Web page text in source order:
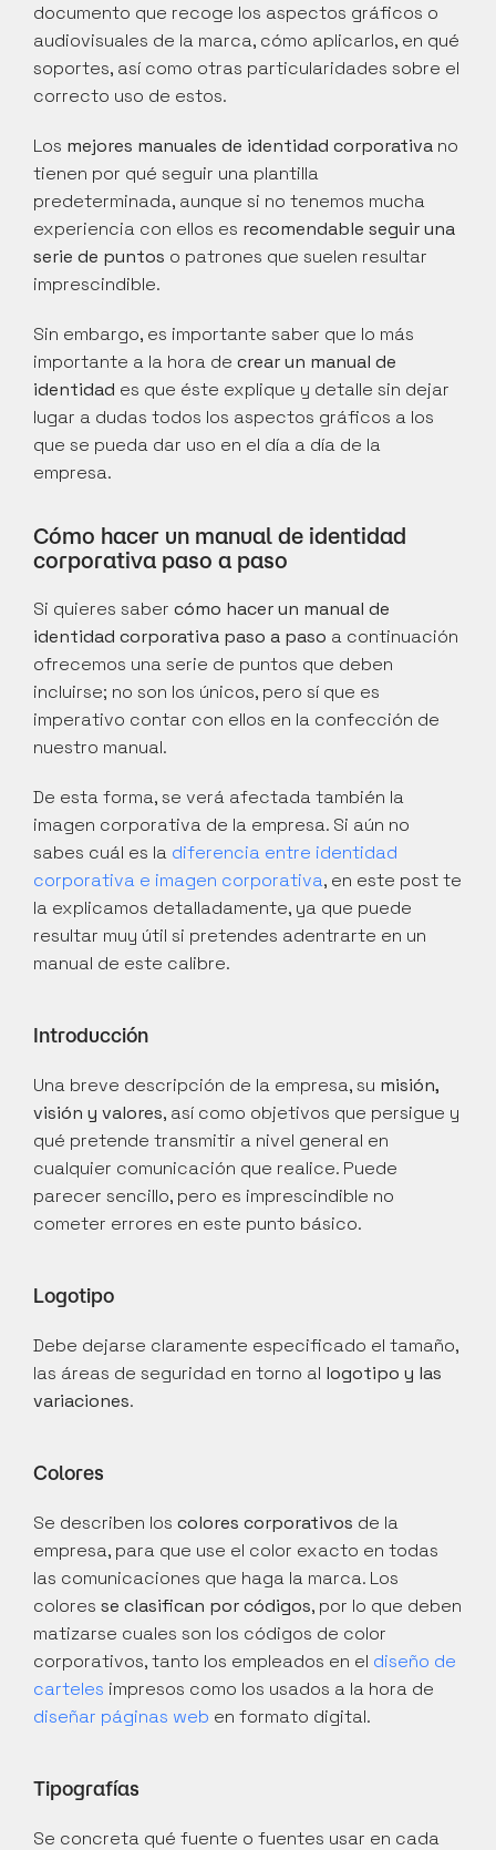
documento que recoge los aspectos gráficos o
audiovisuales de la marca, cómo aplicarlos, en qué
soportes, así como otras particularidades sobre el
correcto uso de estos.
Los mejores manuales de identidad corporativa no
tienen por qué seguir una plantilla
predeterminada, aunque si no tenemos mucha
experiencia con ellos es recomendable seguir una
serie de puntos o patrones que suelen resultar
imprescindible.
Sin embargo, es importante saber que lo más
importante a la hora de crear un manual de
identidad es que éste explique y detalle sin dejar
lugar a dudas todos los aspectos gráficos a los
que se pueda dar uso en el día a día de la
empresa.
Cómo hacer un manual de identidad
corporativa paso a paso
Si quieres saber cómo hacer un manual de
identidad corporativa paso a paso a continuación
ofrecemos una serie de puntos que deben
incluirse; no son los únicos, pero sí que es
imperativo contar con ellos en la confección de
nuestro manual.
De esta forma, se verá afectada también la
imagen corporativa de la empresa. Si aún no
sabes cuál es la diferencia entre identidad
corporativa e imagen corporativa, en este post te
la explicamos detalladamente, ya que puede
resultar muy útil si pretendes adentrarte en un
manual de este calibre.
Introducción
Una breve descripción de la empresa, su misión,
visión y valores, así como objetivos que persigue y
qué pretende transmitir a nivel general en
cualquier comunicación que realice. Puede
parecer sencillo, pero es imprescindible no
cometer errores en este punto básico.
Logotipo
Debe dejarse claramente especificado el tamaño,
las áreas de seguridad en torno al logotipo y las
variaciones.
Colores
Se describen los colores corporativos de la
empresa, para que use el color exacto en todas
las comunicaciones que haga la marca. Los
colores se clasifican por códigos, por lo que deben
matizarse cuales son los códigos de color
corporativos, tanto los empleados en el diseño de
carteles
diseñar páginas web en formato digital.
Tipografías
Se concreta qué fuente o fuentes usar en cada